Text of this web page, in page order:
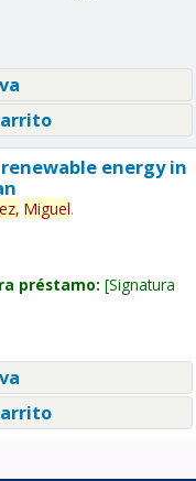
energy in
Miguel.
préstamo: Signatura